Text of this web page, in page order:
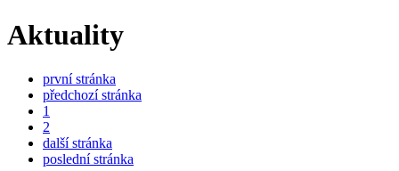
Aktuality
první stránka
předchozí stránka
1
2
další stránka
poslední stránka